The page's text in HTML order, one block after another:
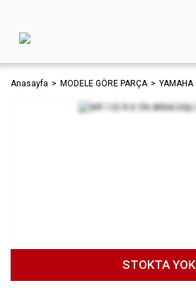
Anasayfa MODELE GÖRE PARÇA YAMAHA
STOKTA YOK